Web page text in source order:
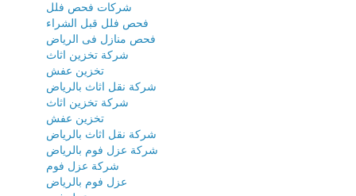
شركات فحص فلل
فحص فلل قبل الشراء
فحص منازل فى الرياض
شركة تخزين اثاث
تخزين عفش
شركة نقل اثاث بالرياض
شركة تخزين اثاث
تخزين عفش
شركة نقل اثاث بالرياض
شركة عزل فوم بالرياض
شركة عزل فوم
عزل فوم بالرياض